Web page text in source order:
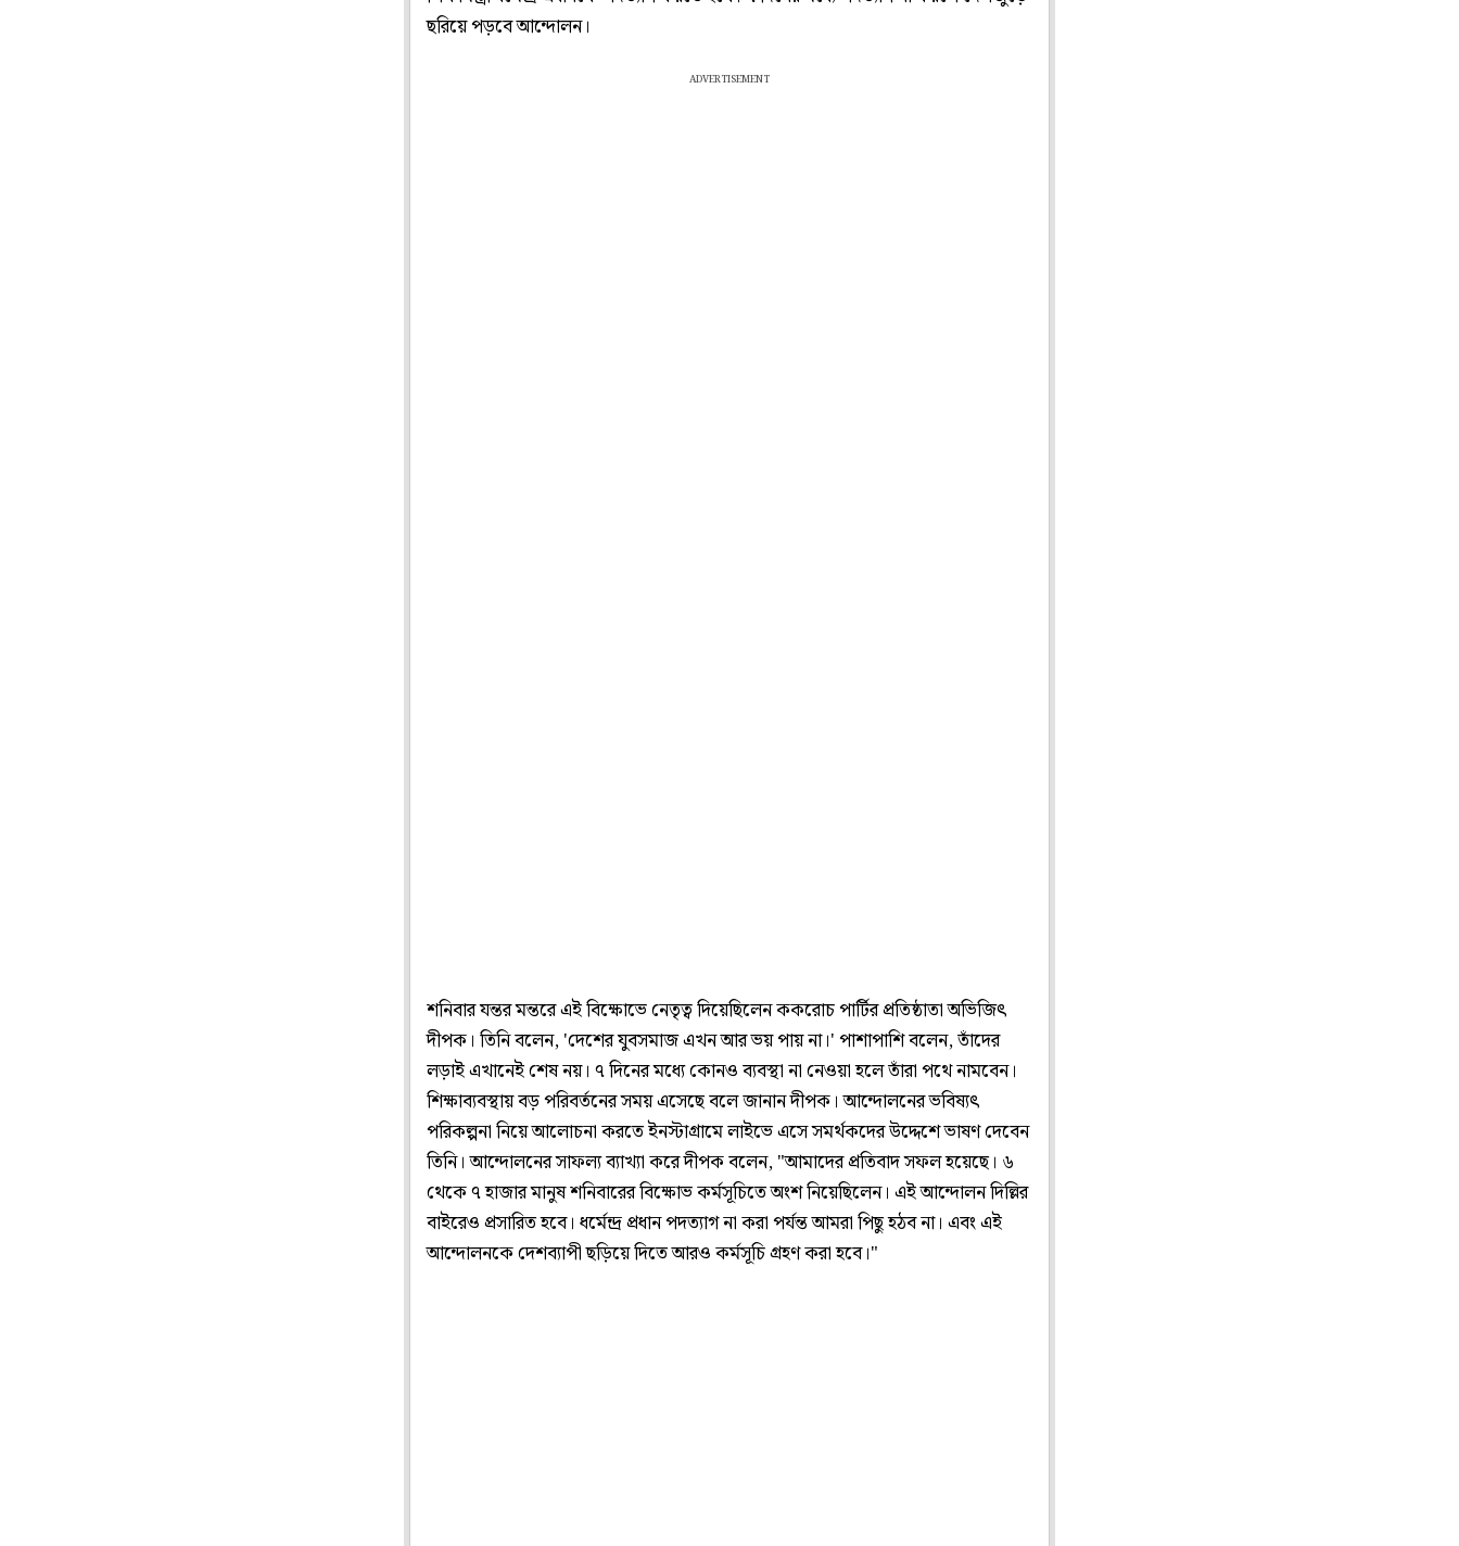
ছরিয়ে পড়বে আন্দোলন।
ADVERTISEMENT
শনিবার যন্তর মন্তরে এই বিক্ষোভে নেতৃত্ব দিয়েছিলেন ককরোচ পার্টির প্রতিষ্ঠাতা অভিজিৎ
দীপক। তিনি বলেন, 'দেশের যুবসমাজ এখন আর ভয় পায় না।' পাশাপাশি বলেন, তাঁদের
লড়াই এখানেই শেষ নয়। ৭ দিনের মধ্যে কোনও ব্যবস্থা না নেওয়া হলে তাঁরা পথে নামবেন।
শিক্ষাব্যবস্থায় বড় পরিবর্তনের সময় এসেছে বলে জানান দীপক। আন্দোলনের ভবিষ্যৎ
পরিকল্পনা নিয়ে আলোচনা করতে ইনস্টাগ্রামে লাইভে এসে সমর্থকদের উদ্দেশে ভাষণ দেবেন
তিনি। আন্দোলনের সাফল্য ব্যাখ্যা করে দীপক বলেন, "আমাদের প্রতিবাদ সফল হয়েছে। ৬
থেকে ৭ হাজার মানুষ শনিবারের বিক্ষোভ কর্মসূচিতে অংশ নিয়েছিলেন। এই আন্দোলন দিল্লির
বাইরেও প্রসারিত হবে। ধর্মেন্দ্র প্রধান পদত্যাগ না করা পর্যন্ত আমরা পিছু হঠব না। এবং এই
আন্দোলনকে দেশব্যাপী ছড়িয়ে দিতে আরও কর্মসূচি গ্রহণ করা হবে।"